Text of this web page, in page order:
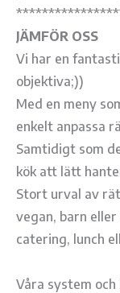
JÄMFÖR OSS
Vi har en
objektiva;))
Med en meny
enkelt anpassa
Samtidigt som
kök att lätt
Stort urval av
vegan, barn
catering, lunch
Våra system